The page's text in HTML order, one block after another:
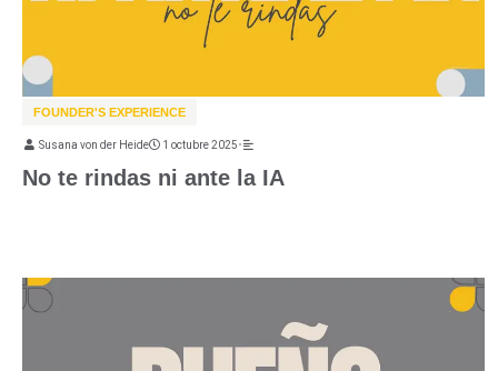
FOUNDER'S EXPERIENCE
No te rindas ni ante la IA
Susana von der Heide 1 octubre 2025•